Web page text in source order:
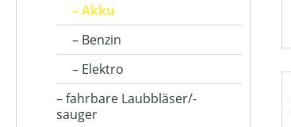
LUFTGESCHWINDIGKEIT (IN M/S)
LUFTVOLUMEN (IN M³/H)
Akku
Benzin
Elektro
fahrbare Laubbläser/-
sauger